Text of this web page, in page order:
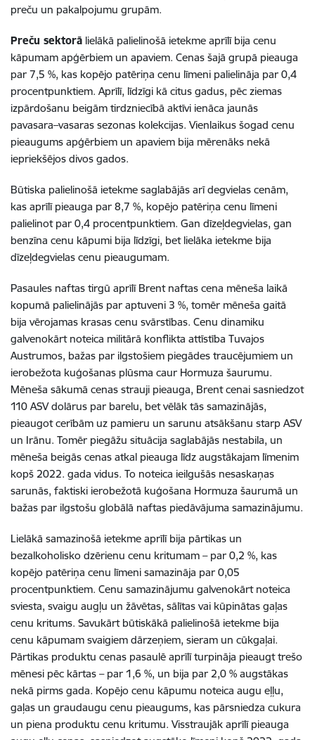
preču un pakalpojumu grupām.
Preču sektorā lielākā palielinošā ietekme aprīlī bija cenu
kāpumam apģērbiem un apaviem. Cenas šajā grupā pieauga
par 7,5 %, kas kopējo patēriņa cenu līmeni palielināja par 0,4
procentpunktiem. Aprīlī, līdzīgi kā citus gadus, pēc ziemas
izpārdošanu beigām tirdzniecībā aktīvi ienāca jaunās
pavasara–vasaras sezonas kolekcijas. Vienlaikus šogad cenu
pieaugums apģērbiem un apaviem bija mērenāks nekā
iepriekšējos divos gados.
Būtiska palielinošā ietekme saglabājās arī degvielas cenām,
kas aprīlī pieauga par 8,7 %, kopējo patēriņa cenu līmeni
palielinot par 0,4 procentpunktiem. Gan dīzeļdegvielas, gan
benzīna cenu kāpumi bija līdzīgi, bet lielāka ietekme bija
dīzeļdegvielas cenu pieaugumam.
Pasaules naftas tirgū aprīlī Brent naftas cena mēneša laikā
kopumā palielinājās par aptuveni 3 %, tomēr mēneša gaitā
bija vērojamas krasas cenu svārstības. Cenu dinamiku
galvenokārt noteica militārā konflikta attīstība Tuvajos
Austrumos, bažas par ilgstošiem piegādes traucējumiem un
ierobežota kuģošanas plūsma caur Hormuza šaurumu.
Mēneša sākumā cenas strauji pieauga, Brent cenai sasniedzot
110 ASV dolārus par barelu, bet vēlāk tās samazinājās,
pieaugot cerībām uz pamieru un sarunu atsākšanu starp ASV
un Irānu. Tomēr piegāžu situācija saglabājās nestabila, un
mēneša beigās cenas atkal pieauga līdz augstākajam līmenim
kopš 2022. gada vidus. To noteica ieilgušās nesaskaņas
sarunās, faktiski ierobežotā kuģošana Hormuza šaurumā un
bažas par ilgstošu globālā naftas piedāvājuma samazinājumu.
Lielākā samazinošā ietekme aprīlī bija pārtikas un
bezalkoholisko dzērienu cenu kritumam – par 0,2 %, kas
kopējo patēriņa cenu līmeni samazināja par 0,05
procentpunktiem. Cenu samazinājumu galvenokārt noteica
sviesta, svaigu augļu un žāvētas, sālītas vai kūpinātas gaļas
cenu kritums. Savukārt būtiskākā palielinošā ietekme bija
cenu kāpumam svaigiem dārzeņiem, sieram un cūkgaļai.
Pārtikas produktu cenas pasaulē aprīlī turpināja pieaugt trešo
mēnesi pēc kārtas – par 1,6 %, un bija par 2,0 % augstākas
nekā pirms gada. Kopējo cenu kāpumu noteica augu eļļu,
gaļas un graudaugu cenu pieaugums, kas pārsniedza cukura
un piena produktu cenu kritumu. Visstraujāk aprīlī pieauga